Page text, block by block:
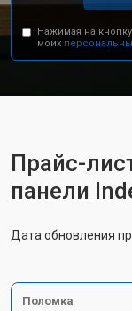
Нажимая на
моих
Прайс-
панели
Дата обновления
Поломка